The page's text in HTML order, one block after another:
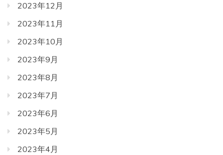
2023年12月
2023年11月
2023年10月
2023年9月
2023年8月
2023年7月
2023年6月
2023年5月
2023年4月